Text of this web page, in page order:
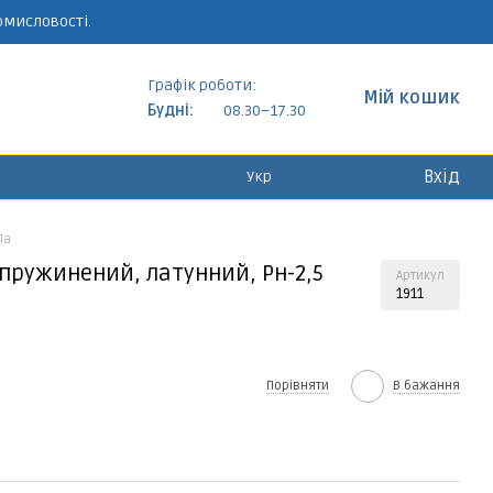
Графік роботи:
Будні:
08.30–17.30
Мій кошик
Укр Вхід
латунний, Рн-2,5 Артикул
1911
Порівняти В бажання